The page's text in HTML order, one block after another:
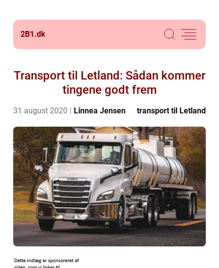
2B1.dk
Transport til Letland: Sådan kommer
tingene godt frem
31 august 2020 Linnea Jensen transport til Letland